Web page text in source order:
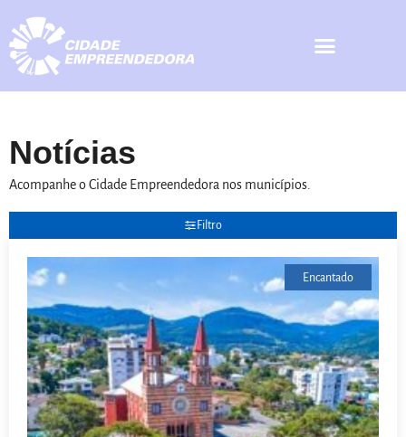
Notícias
Acompanhe o Cidade Empreendedora nos municípios.
Filtro
Encantado